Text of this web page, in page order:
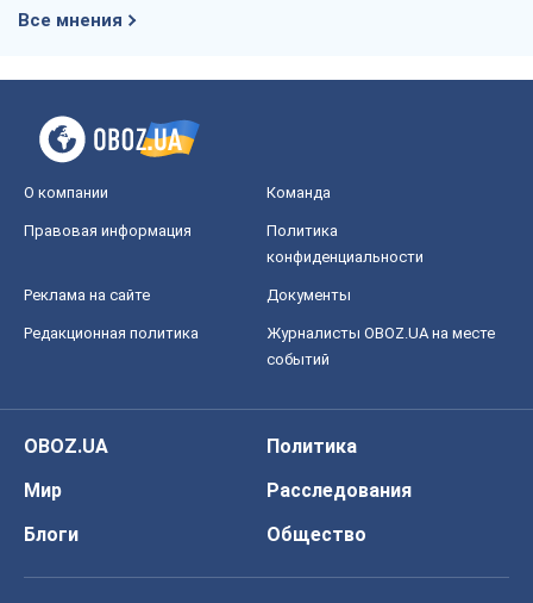
Все мнения
О компании Команда
Правовая информация
Политика
конфиденциальности
Реклама на сайте Документы
Редакционная политика
Журналисты OBOZ.UA на месте
событий
OBOZ.UA
Политика
Мир
Расследования
Блоги
Общество